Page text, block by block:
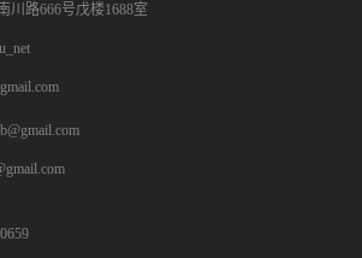
川路666号戊楼1688室